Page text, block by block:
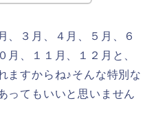
、３月、４月、５月、６
月、１１月、１２月と、
ますからね♪そんな特別な
ってもいいと思いません